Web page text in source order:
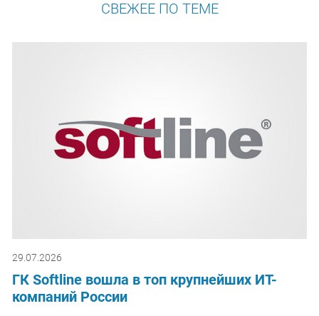
СВЕЖЕЕ ПО ТЕМЕ
29.07.2026
ГК Softline вошла в топ крупнейших ИТ-
компаний России